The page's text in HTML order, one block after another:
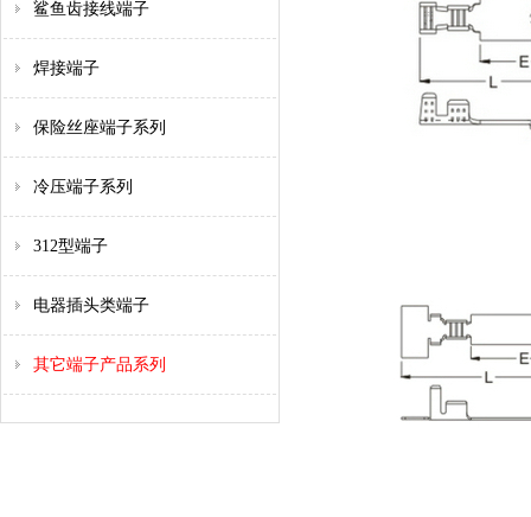
鲨鱼齿接线端子
焊接端子
保险丝座端子系列
冷压端子系列
312型端子
电器插头类端子
其它端子产品系列